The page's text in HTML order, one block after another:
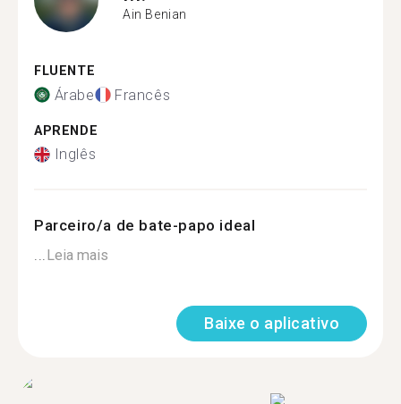
Ain Benian
FLUENTE
Árabe Francês
APRENDE
Inglês
Parceiro/a de bate-papo ideal
...Leia mais
Baixe o aplicativo